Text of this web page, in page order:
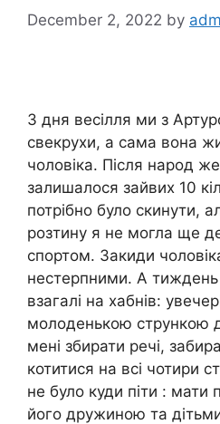
December 2, 2022 by
З дня весілля ми з
свекрухи, а сама вона
чоловіка. Після народ
залишалося зайвих 10
потрібно було скинути,
розтину я не могла ще
спортом. Закиди
нестерпними. А тиждень
взагалі на хабнів:
молоденькою стрункою
мені збирати речі,
котитися на всі чотири
не було куди піти : мати
його дружиною та